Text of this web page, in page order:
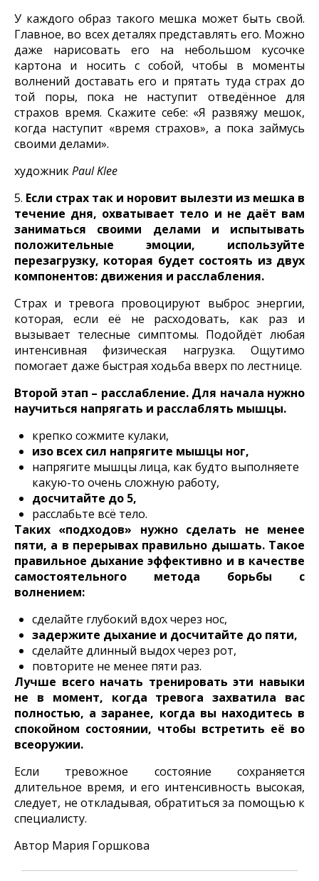
У каждого образ такого мешка может быть свой.
Главное, во всех деталях представлять его. Можно
даже нарисовать его на небольшом кусочке
картона и носить с собой, чтобы в моменты
волнений доставать его и прятать туда страх до
той поры, пока не наступит отведённое для
страхов время. Скажите себе: «Я развяжу мешок,
когда наступит «время страхов», а пока займусь
своими делами».
художникPaul Klee
5. Если страх так и норовит вылезти из мешка в
течение дня, охватывает тело и не даёт вам
заниматься своими делами и испытывать
положительные эмоции, используйте
перезагрузку, которая будет состоять из двух
компонентов: движения и расслабления.
Страх и тревога провоцируют выброс энергии,
которая, если её не расходовать, как раз и
вызывает телесные симптомы. Подойдёт любая
интенсивная физическая нагрузка. Ощутимо
помогает даже быстрая ходьба вверх по лестнице.
Второй этап – расслабление. Для начала нужно
научиться напрягать и расслаблять мышцы.
крепко сожмите кулаки,
изо всех сил напрягите мышцы ног,
напрягите мышцы лица, как будто выполняете
какую-то очень сложную работу,
досчитайте до 5,
расслабьте всё тело.
Таких «подходов» нужно сделать не менее
пяти, а в перерывах правильно дышать. Такое
правильное дыхание эффективно и в качестве
самостоятельного метода борьбы с
волнением:
сделайте глубокий вдох через нос,
задержите дыхание и досчитайте до пяти,
сделайте длинный выдох через рот,
повторите не менее пяти раз.
Лучше всего начать тренировать эти навыки
не в момент, когда тревога захватила вас
полностью, а заранее, когда вы находитесь в
спокойном состоянии, чтобы встретить её во
всеоружии.
Если тревожное состояние сохраняется
длительное время, и его интенсивность высокая,
следует, не откладывая, обратиться за помощью к
специалисту.
Автор Мария Горшкова